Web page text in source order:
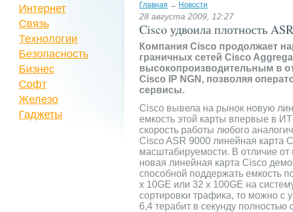
Главная → Новости
28 августа 2009, 12:27
Cisco удвоила плотность
Компания Cisco продолжает
граничных сетей Cisco
высокопроизводительным в
Cisco IP NGN, позволяя
сервисы.
Cisco вывела на рынок новую
емкость этой карты впервые в
скорость работы любого
Cisco ASR 9000 линейная карта
масштабируемости. В отличие от
новая линейная карта Cisco
способной поддержать емкость
x 10GE или 32 x 100GE на
сортировки трафика, то можно с
6,4 терабит в секунду
Интернет
Связь
Технологии
Безопасность
Бизнес
Софт
Железо
Гаджеты